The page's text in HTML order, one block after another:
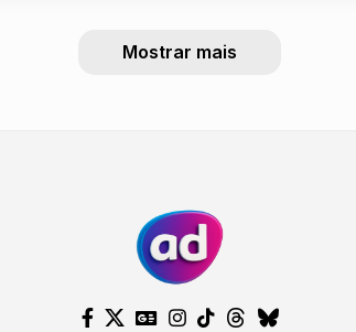
Mostrar mais